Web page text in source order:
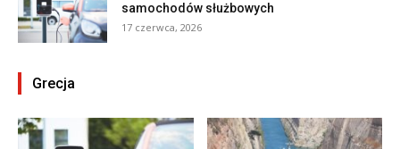
samochodów służbowych
17 czerwca, 2026
Grecja